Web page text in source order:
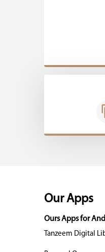
Our Apps
Ours Apps for
Tanzeem Digital